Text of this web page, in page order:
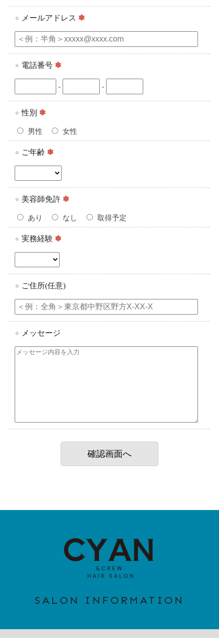
● メールアドレス ✽
● 電話番号 ✽
- -
● 性別 ✽
男性 女性
● ご年齢 ✽
● 美容師免許✽
あり なし 取得予定
● 実務経験 ✽
● ご住所(任意)
● メッセージ
SALON INFORMATION